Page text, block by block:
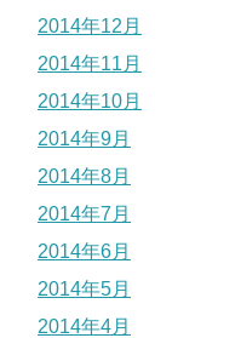
2014年12月
2014年11月
2014年10月
2014年9月
2014年8月
2014年7月
2014年6月
2014年5月
2014年4月